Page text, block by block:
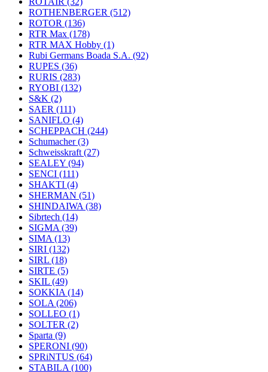
ROTHENBERGER (512)
ROTOR (136)
RTR Max (178)
RTR MAX Hobby (1)
Rubi Germans Boada S.A. (92)
RUPES (36)
RURIS (283)
RYOBI (132)
S&K (2)
SAER (111)
SANIFLO (4)
SCHEPPACH (244)
Schumacher(3)
Schweisskraft (27)
SEALEY (94)
SENCI (111)
SHAKTI (4)
SHERMAN (51)
SHINDAIWA (38)
Sibrtech (14)
SIGMA (39)
SIMA (13)
SIRI (132)
SIRL (18)
SIRTE (5)
SKIL (49)
SOKKIA (14)
SOLA (206)
SOLLEO (1)
SOLTER (2)
Sparta (9)
SPERONI (90)
SPRiNTUS (64)
STABILA (100)